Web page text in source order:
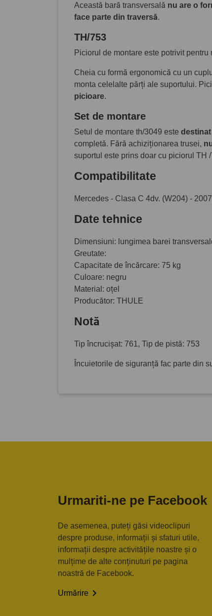
Această bară transversală nu are o
face parte din traversă.
TH/753
Piciorul de montare este potrivit pentru
Cheia cu formă ergonomică cu un
monta celelalte părți ale suportului.
picioare.
Set de montare
Setul de montare th/3049 este
completă. Fără achiziționarea trusei,
suportul este prins doar cu piciorul TH
Compatibilitate
Mercedes - Clasa C 4dv. (W204) - 2007
Date tehnice
Dimensiuni: lungimea barei
Greutate:
Capacitate de încărcare: 75 kg
Culoare: negru
Material: oțel
Producător: THULE
Notă
Tip încrucișat: 761, Tip de pistă: 753
Încuietorile de siguranță fac parte din
Urmariti-ne pe Facebook
De asemenea, puteți găsi videoclipuri
despre produse, informații și sfaturi utile,
informații despre activitățile noastre și o
mulțime de alte conținuturi pe pagina
noastră de Facebook.
Urmărire 